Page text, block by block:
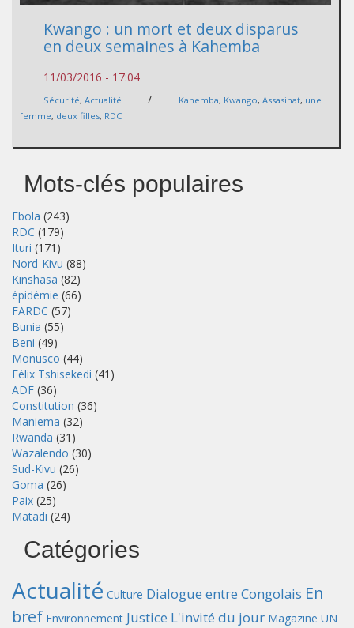
Kwango : un mort et deux disparus
en deux semaines à Kahemba
11/03/2016 - 17:04
Sécurité, Actualité / Kahemba, Kwango, Assasinat, une
femme, deux filles, RDC
Mots-clés populaires
Ebola (243)
RDC (179)
Ituri (171)
Nord-Kivu (88)
Kinshasa (82)
épidémie (66)
FARDC (57)
Bunia (55)
Beni (49)
Monusco (44)
Félix Tshisekedi (41)
ADF (36)
Constitution (36)
Maniema (32)
Rwanda (31)
Wazalendo (30)
Sud-Kivu (26)
Goma (26)
Paix (25)
Matadi (24)
Catégories
Actualité Culture Dialogue entre Congolais En
bref Environnement Justice L'invité du jour Magazine UN